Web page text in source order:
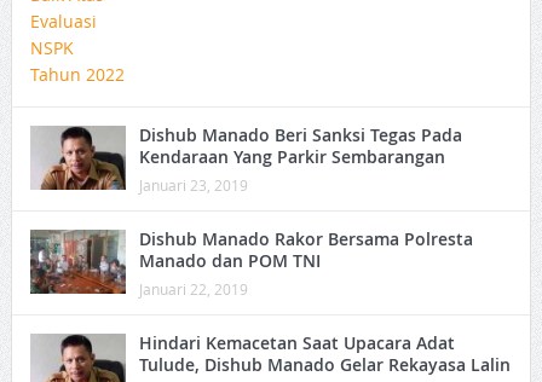
Dishub Manado Beri Sanksi Tegas Pada
Kendaraan Yang Parkir Sembarangan
Januari 23, 2019
Dishub Manado Rakor Bersama Polresta
Manado dan POM TNI
Januari 22, 2019
Hindari Kemacetan Saat Upacara Adat
Tulude, Dishub Manado Gelar Rekayasa Lalin